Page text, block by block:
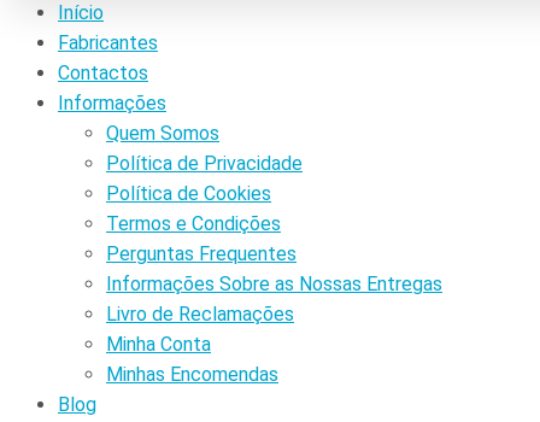
Início
Fabricantes
Contactos
Informações
Quem Somos
Política de Privacidade
Política de Cookies
Termos e Condições
Perguntas Frequentes
Informações Sobre as Nossas Entregas
Livro de Reclamações
Minha Conta
Minhas Encomendas
Blog